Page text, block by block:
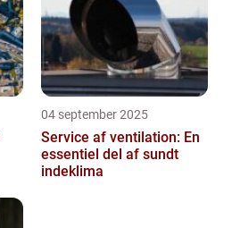
04 september 2025
Service af ventilation: En
essentiel del af sundt
indeklima